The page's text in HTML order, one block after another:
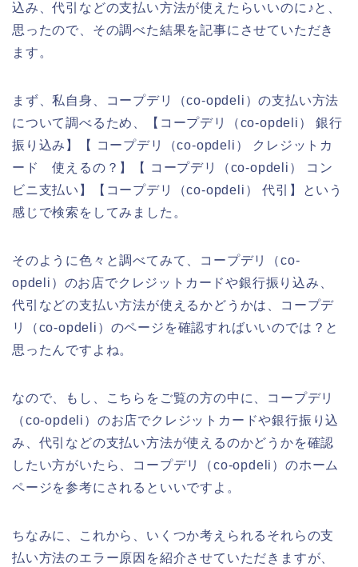
込み、代引などの支払い方法が使えたらいいのに♪と、
思ったので、その調べた結果を記事にさせていただき
ます。
まず、私自身、コープデリ（co-opdeli）の支払い方法
について調べるため、【コープデリ（co-opdeli） 銀行
振り込み】【 コープデリ（co-opdeli） クレジットカ
ード 使えるの？】【 コープデリ（co-opdeli） コン
ビニ支払い】【コープデリ（co-opdeli） 代引】という
感じで検索をしてみました。
そのように色々と調べてみて、コープデリ（co-
opdeli）のお店でクレジットカードや銀行振り込み、
代引などの支払い方法が使えるかどうかは、コープデ
リ（co-opdeli）のページを確認すればいいのでは？と
思ったんですよね。
なので、もし、こちらをご覧の方の中に、コープデリ
（co-opdeli）のお店でクレジットカードや銀行振り込
み、代引などの支払い方法が使えるのかどうかを確認
したい方がいたら、コープデリ（co-opdeli）のホーム
ページを参考にされるといいですよ。
ちなみに、これから、いくつか考えられるそれらの支
払い方法のエラー原因を紹介させていただきますが、